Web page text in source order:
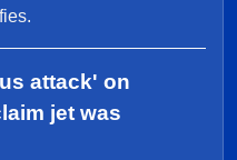
attack' on
jet was